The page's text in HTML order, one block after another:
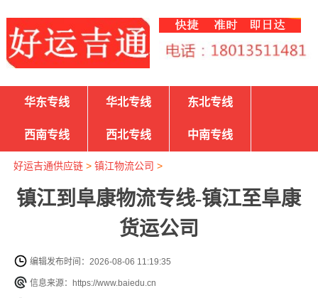
华东专线 华北专线 东北专线
西南专线 西北专线 中南专线
好运吉通供应链> 镇江物流公司 >
镇江到阜康物流专线-镇江至阜康
货运公司
编辑发布时间：2026-08-06 11:19:35
信息来源：https://www.baiedu.cn